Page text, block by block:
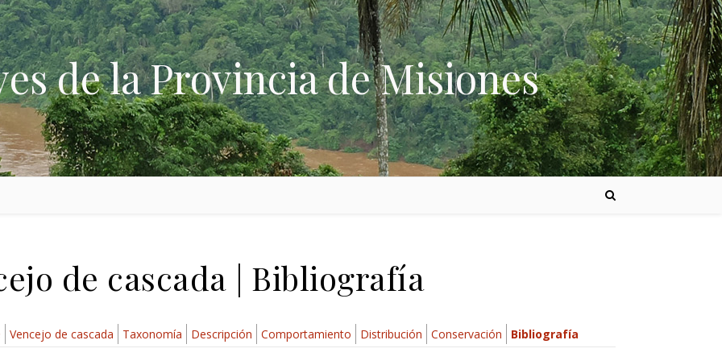
de la Provincia de Misiones
de cascada | Bibliografía
Vencejo de cascada Taxonomía Descripción Comportamiento Distribución Conservación Bibliografía